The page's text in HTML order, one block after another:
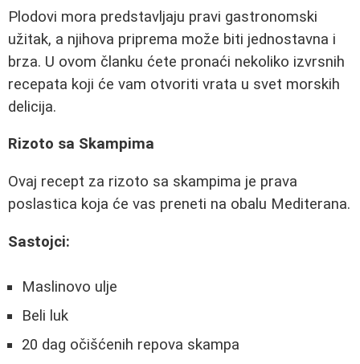
Plodovi mora predstavljaju pravi gastronomski
užitak, a njihova priprema može biti jednostavna i
brza. U ovom članku ćete pronaći nekoliko izvrsnih
recepata koji će vam otvoriti vrata u svet morskih
delicija.
Rizoto sa Skampima
Ovaj recept za rizoto sa skampima je prava
poslastica koja će vas preneti na obalu Mediterana.
Sastojci:
Maslinovo ulje
Beli luk
20 dag očišćenih repova skampa